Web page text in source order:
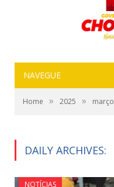
NAVEGUE
Home » 2025 » março
DAILY ARCHIVES:
NOTÍCIAS